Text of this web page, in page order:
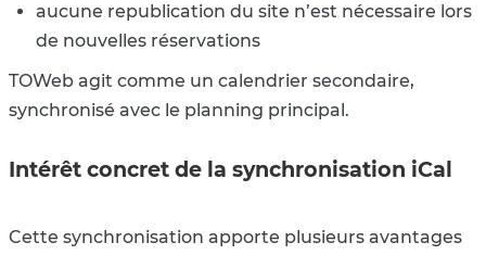
aucune republication du site n’est nécessaire lors
de nouvelles réservations
TOWeb agit comme un calendrier secondaire,
synchronisé avec le planning principal.
Intérêt concret de la synchronisation iCal
Cette synchronisation apporte plusieurs avantages